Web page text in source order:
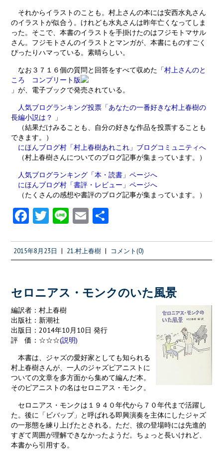
それからイラストのことも。村上さんの本には安西水丸さん
のイラストが似合う。けれども水丸さんは昨年亡くなってしま
った。そこで、本書のイラストを手掛けたのはフジモトマサル
さん。フジモトさんのイラストとマンガが、本書にものすごく
ぴったりハマっている。素晴らしい。
なお３７１６個の質問と回答をすべて収めた「村上さんのと
ころ コンプリート版
」が、電子ブックで発売されている。
人気ブログランキング投票「あなたの一番好きな村上春樹の
長編小説は？ 」
（結果だけみることも、自分の好きな作品を投票することも
できます。）
にほんブログ村「村上春樹あれこれ」ブログコミュニティへ
（村上春樹さんについてのブログ記事が集まっています。）
人気ブログランキング「本・読書」ページへ
にほんブログ村「書評・レビュー」ページへ
（たくさんの感想や書評のブログ記事が集まっています。）
Fa
b
o
k
T
itt
er
Li
e
E
ai
l
2015年8月23日 | 21.村上春樹 | コメント(0)
セロニアス・モンクのいた風景
編訳者：村上春樹
出版社：新潮社
出版日：2014年10月10日 発行
評 価：☆☆☆(説明)
本書は、ジャズの愛好家としても知られる
村上春樹さんが、一人のジャズピアニストに
ついての文章を多方面から集めて編んだ本。
そのピアニストの名はセロニアス・モンク。
セロニアス・モンクは１９４０年代から７０年代まで活躍し
た。後に「ビバップ」と呼ばれる即興演奏を主体にしたジャズ
の一形態を練り上げたとされる。ただ、彼の登場時には先進的
すぎて周囲が理解できなかったようだ。ちょっと長いけれど、
本書から引用する。